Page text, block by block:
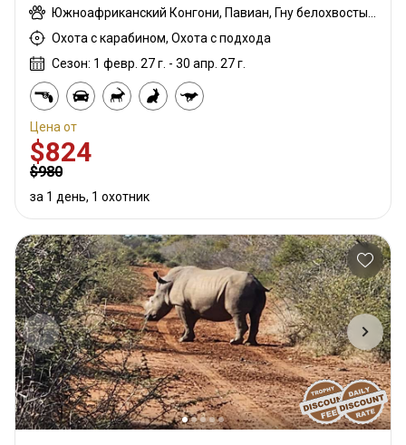
Охота с карабином, Охота с подхода
Сезон: 1 февр. 27 г. - 30 апр. 27 г.
Цена от
$824
$980
за 1 день, 1 охотник